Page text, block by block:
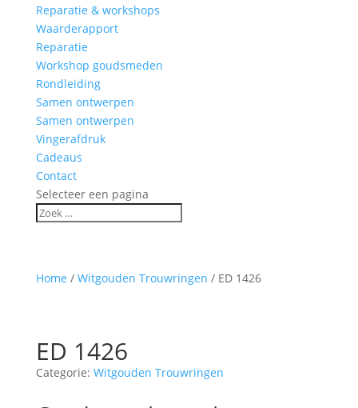
Reparatie & workshops
Waarderapport
Reparatie
Workshop goudsmeden
Rondleiding
Samen ontwerpen
Samen ontwerpen
Vingerafdruk
Cadeaus
Contact
Selecteer een pagina
Home / Witgouden Trouwringen / ED 1426
ED 1426
Categorie: Witgouden Trouwringen